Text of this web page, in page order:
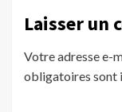
Laisser un
Votre adresse e-
obligatoires sont